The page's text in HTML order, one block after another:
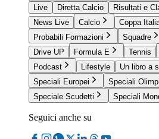
Live
Diretta Calcio
Risultati e
News Live
Calcio Coppa
Probabili Formazioni
Squadre
Drive UP
Formula E Tennis
Podcast
Lifestyle
Un libro a
Speciali Europei
Speciali
Speciale Scudetti
Speciali
Seguici anche su